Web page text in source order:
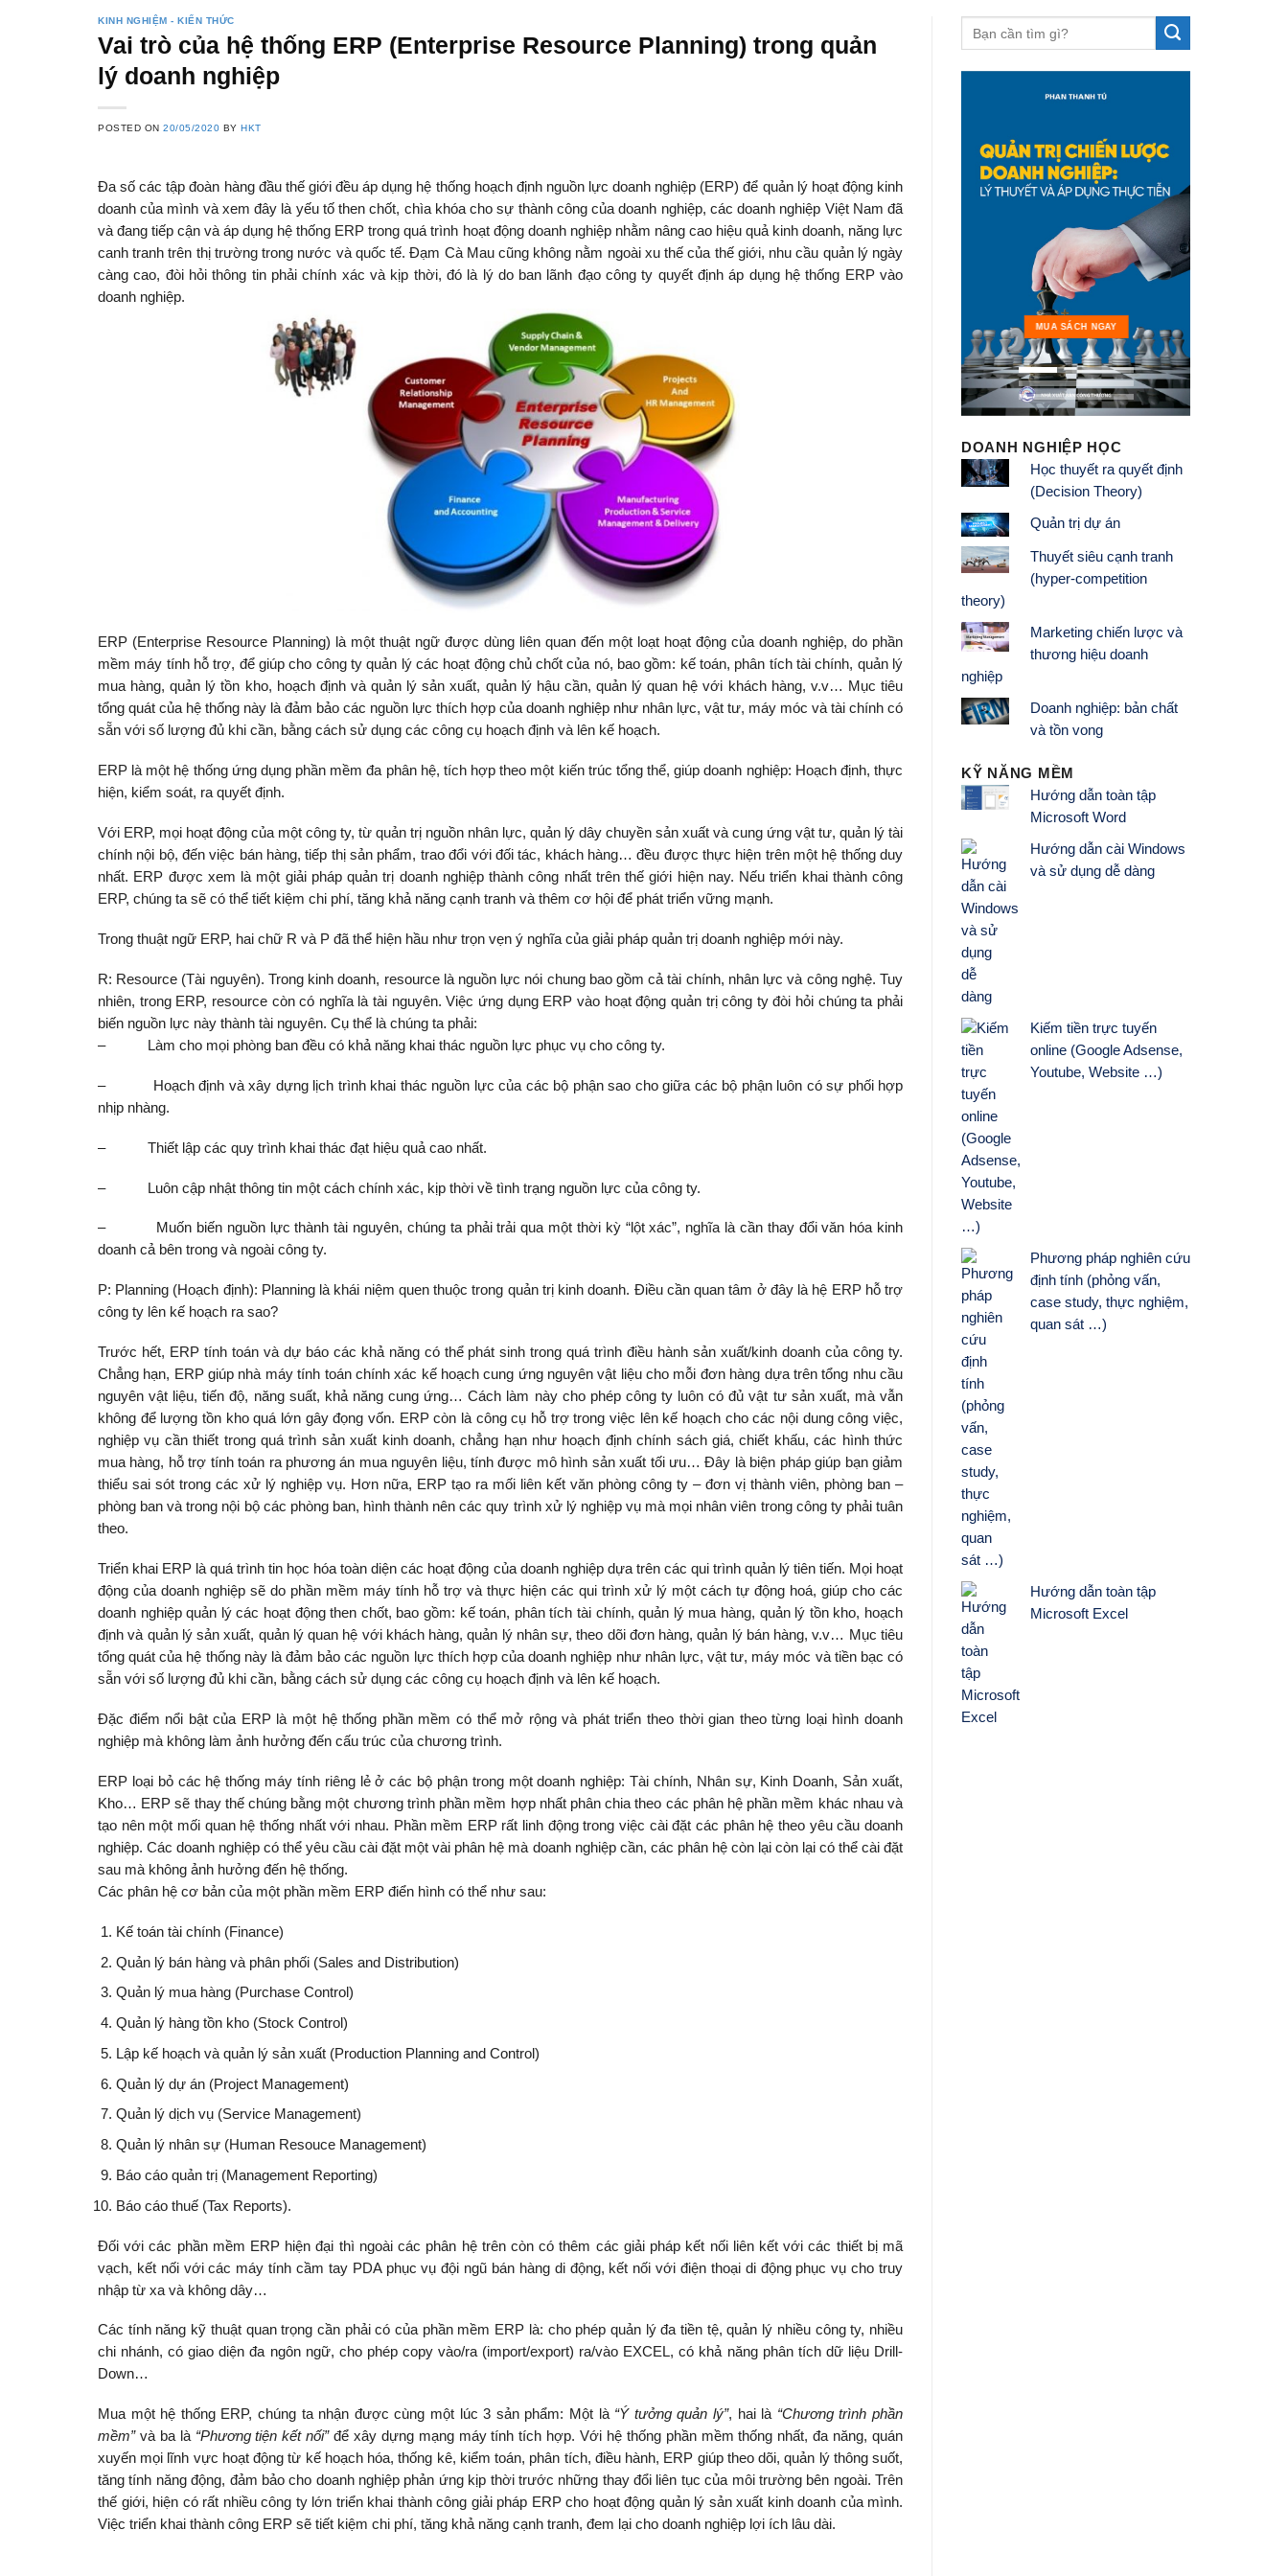
KINH NGHIỆM - KIẾN THỨC
Vai trò của hệ thống ERP (Enterprise Resource Planning) trong quản
lý doanh nghiệp
POSTED ON20/05/2020 BYHKT
Đa số các tập đoàn hàng đầu thế giới đều áp dụng hệ thống hoạch định nguồn lực doanh nghiệp (ERP) để quản lý hoạt động kinh
doanh của mình và xem đây là yếu tố then chốt, chìa khóa cho sự thành công của doanh nghiệp, các doanh nghiệp Việt Nam đã
và đang tiếp cận và áp dụng hệ thống ERP trong quá trình hoạt động doanh nghiệp nhằm nâng cao hiệu quả kinh doanh, năng lực
canh tranh trên thị trường trong nước và quốc tế. Đạm Cà Mau cũng không nằm ngoài xu thế của thế giới, nhu cầu quản lý ngày
càng cao, đòi hỏi thông tin phải chính xác và kịp thời, đó là lý do ban lãnh đạo công ty quyết định áp dụng hệ thống ERP vào
doanh nghiệp.
ERP (Enterprise Resource Planning) là một thuật ngữ được dùng liên quan đến một loạt hoạt động của doanh nghiệp, do phần
mềm máy tính hỗ trợ, để giúp cho công ty quản lý các hoạt động chủ chốt của nó, bao gồm: kế toán, phân tích tài chính, quản lý
mua hàng, quản lý tồn kho, hoạch định và quản lý sản xuất, quản lý hậu cần, quản lý quan hệ với khách hàng, v.v… Mục tiêu
tổng quát của hệ thống này là đảm bảo các nguồn lực thích hợp của doanh nghiệp như nhân lực, vật tư, máy móc và tài chính có
sẵn với số lượng đủ khi cần, bằng cách sử dụng các công cụ hoạch định và lên kế hoạch.
ERP là một hệ thống ứng dụng phần mềm đa phân hệ, tích hợp theo một kiến trúc tổng thể, giúp doanh nghiệp: Hoạch định, thực
hiện, kiểm soát, ra quyết định.
Với ERP, mọi hoạt động của một công ty, từ quản trị nguồn nhân lực, quản lý dây chuyền sản xuất và cung ứng vật tư, quản lý tài
chính nội bộ, đến việc bán hàng, tiếp thị sản phẩm, trao đổi với đối tác, khách hàng… đều được thực hiện trên một hệ thống duy
nhất. ERP được xem là một giải pháp quản trị doanh nghiệp thành công nhất trên thế giới hiện nay. Nếu triển khai thành công
ERP, chúng ta sẽ có thể tiết kiệm chi phí, tăng khả năng cạnh tranh và thêm cơ hội để phát triển vững mạnh.
Trong thuật ngữ ERP, hai chữ R và P đã thể hiện hầu như trọn vẹn ý nghĩa của giải pháp quản trị doanh nghiệp mới này.
R: Resource (Tài nguyên). Trong kinh doanh, resource là nguồn lực nói chung bao gồm cả tài chính, nhân lực và công nghệ. Tuy
nhiên, trong ERP, resource còn có nghĩa là tài nguyên. Việc ứng dụng ERP vào hoạt động quản trị công ty đòi hỏi chúng ta phải
biến nguồn lực này thành tài nguyên. Cụ thể là chúng ta phải:
– Làm cho mọi phòng ban đều có khả năng khai thác nguồn lực phục vụ cho công ty.
– Hoạch định và xây dựng lịch trình khai thác nguồn lực của các bộ phận sao cho giữa các bộ phận luôn có sự phối hợp
nhịp nhàng.
– Thiết lập các quy trình khai thác đạt hiệu quả cao nhất.
– Luôn cập nhật thông tin một cách chính xác, kịp thời về tình trạng nguồn lực của công ty.
– Muốn biến nguồn lực thành tài nguyên, chúng ta phải trải qua một thời kỳ “lột xác”, nghĩa là cần thay đổi văn hóa kinh
doanh cả bên trong và ngoài công ty.
P: Planning (Hoạch định): Planning là khái niệm quen thuộc trong quản trị kinh doanh. Điều cần quan tâm ở đây là hệ ERP hỗ trợ
công ty lên kế hoạch ra sao?
Trước hết, ERP tính toán và dự báo các khả năng có thể phát sinh trong quá trình điều hành sản xuất/kinh doanh của công ty.
Chẳng hạn, ERP giúp nhà máy tính toán chính xác kế hoạch cung ứng nguyên vật liệu cho mỗi đơn hàng dựa trên tổng nhu cầu
nguyên vật liệu, tiến độ, năng suất, khả năng cung ứng… Cách làm này cho phép công ty luôn có đủ vật tư sản xuất, mà vẫn
không để lượng tồn kho quá lớn gây đọng vốn. ERP còn là công cụ hỗ trợ trong việc lên kế hoạch cho các nội dung công việc,
nghiệp vụ cần thiết trong quá trình sản xuất kinh doanh, chẳng hạn như hoạch định chính sách giá, chiết khấu, các hình thức
mua hàng, hỗ trợ tính toán ra phương án mua nguyên liệu, tính được mô hình sản xuất tối ưu… Đây là biện pháp giúp bạn giảm
thiểu sai sót trong các xử lý nghiệp vụ. Hơn nữa, ERP tạo ra mối liên kết văn phòng công ty – đơn vị thành viên, phòng ban –
phòng ban và trong nội bộ các phòng ban, hình thành nên các quy trình xử lý nghiệp vụ mà mọi nhân viên trong công ty phải tuân
theo.
Triển khai ERP là quá trình tin học hóa toàn diện các hoạt động của doanh nghiệp dựa trên các qui trình quản lý tiên tiến. Mọi hoạt
động của doanh nghiệp sẽ do phần mềm máy tính hỗ trợ và thực hiện các qui trình xử lý một cách tự động hoá, giúp cho các
doanh nghiệp quản lý các hoạt động then chốt, bao gồm: kế toán, phân tích tài chính, quản lý mua hàng, quản lý tồn kho, hoạch
định và quản lý sản xuất, quản lý quan hệ với khách hàng, quản lý nhân sự, theo dõi đơn hàng, quản lý bán hàng, v.v… Mục tiêu
tổng quát của hệ thống này là đảm bảo các nguồn lực thích hợp của doanh nghiệp như nhân lực, vật tư, máy móc và tiền bạc có
sẵn với số lượng đủ khi cần, bằng cách sử dụng các công cụ hoạch định và lên kế hoạch.
Đặc điểm nổi bật của ERP là một hệ thống phần mềm có thể mở rộng và phát triển theo thời gian theo từng loại hình doanh
nghiệp mà không làm ảnh hưởng đến cấu trúc của chương trình.
ERP loại bỏ các hệ thống máy tính riêng lẻ ở các bộ phận trong một doanh nghiệp: Tài chính, Nhân sự, Kinh Doanh, Sản xuất,
Kho… ERP sẽ thay thế chúng bằng một chương trình phần mềm hợp nhất phân chia theo các phân hệ phần mềm khác nhau và
tạo nên một mối quan hệ thống nhất với nhau. Phần mềm ERP rất linh động trong việc cài đặt các phân hệ theo yêu cầu doanh
nghiệp. Các doanh nghiệp có thể yêu cầu cài đặt một vài phân hệ mà doanh nghiệp cần, các phân hệ còn lại còn lại có thể cài đặt
sau mà không ảnh hưởng đến hệ thống.
Các phân hệ cơ bản của một phần mềm ERP điển hình có thể như sau:
Kế toán tài chính (Finance)
Quản lý bán hàng và phân phối (Sales and Distribution)
Quản lý mua hàng (Purchase Control)
Quản lý hàng tồn kho (Stock Control)
Lập kế hoạch và quản lý sản xuất (Production Planning and Control)
Quản lý dự án (Project Management)
Quản lý dịch vụ (Service Management)
Quản lý nhân sự (Human Resouce Management)
Báo cáo quản trị (Management Reporting)
Báo cáo thuế (Tax Reports).
Đối với các phần mềm ERP hiện đại thì ngoài các phân hệ trên còn có thêm các giải pháp kết nối liên kết với các thiết bị mã
vạch, kết nối với các máy tính cầm tay PDA phục vụ đội ngũ bán hàng di động, kết nối với điện thoại di động phục vụ cho truy
nhập từ xa và không dây…
Các tính năng kỹ thuật quan trọng cần phải có của phần mềm ERP là: cho phép quản lý đa tiền tệ, quản lý nhiều công ty, nhiều
chi nhánh, có giao diện đa ngôn ngữ, cho phép copy vào/ra (import/export) ra/vào EXCEL, có khả năng phân tích dữ liệu Drill-
Down…
Mua một hệ thống ERP, chúng ta nhận được cùng một lúc 3 sản phẩm: Một là “Ý tưởng quản lý”, hai là “Chương trình phần
mềm”và ba là “Phương tiện kết nối”để xây dựng mạng máy tính tích hợp. Với hệ thống phần mềm thống nhất, đa năng, quán
xuyến mọi lĩnh vực hoạt động từ kế hoạch hóa, thống kê, kiểm toán, phân tích, điều hành, ERP giúp theo dõi, quản lý thông suốt,
tăng tính năng động, đảm bảo cho doanh nghiệp phản ứng kịp thời trước những thay đổi liên tục của môi trường bên ngoài. Trên
thế giới, hiện có rất nhiều công ty lớn triển khai thành công giải pháp ERP cho hoạt động quản lý sản xuất kinh doanh của mình.
Việc triển khai thành công ERP sẽ tiết kiệm chi phí, tăng khả năng cạnh tranh, đem lại cho doanh nghiệp lợi ích lâu dài.
MUA SÁCH NGAY
DOANH NGHIỆP HỌC
Học thuyết ra quyết định
(Decision Theory)
Quản trị dự án
Thuyết siêu cạnh tranh
(hyper-competition
theory)
Marketing chiến lược và
thương hiệu doanh
nghiệp
Doanh nghiệp: bản chất
và tồn vong
KỸ NĂNG MỀM
Hướng dẫn toàn tập
Microsoft Word
Hướng dẫn cài Windows
và sử dụng dễ dàng
Kiếm tiền trực tuyến
online (Google Adsense,
Youtube, Website …)
Phương pháp nghiên cứu
định tính (phỏng vấn,
case study, thực nghiệm,
quan sát …)
Hướng dẫn toàn tập
Microsoft Excel